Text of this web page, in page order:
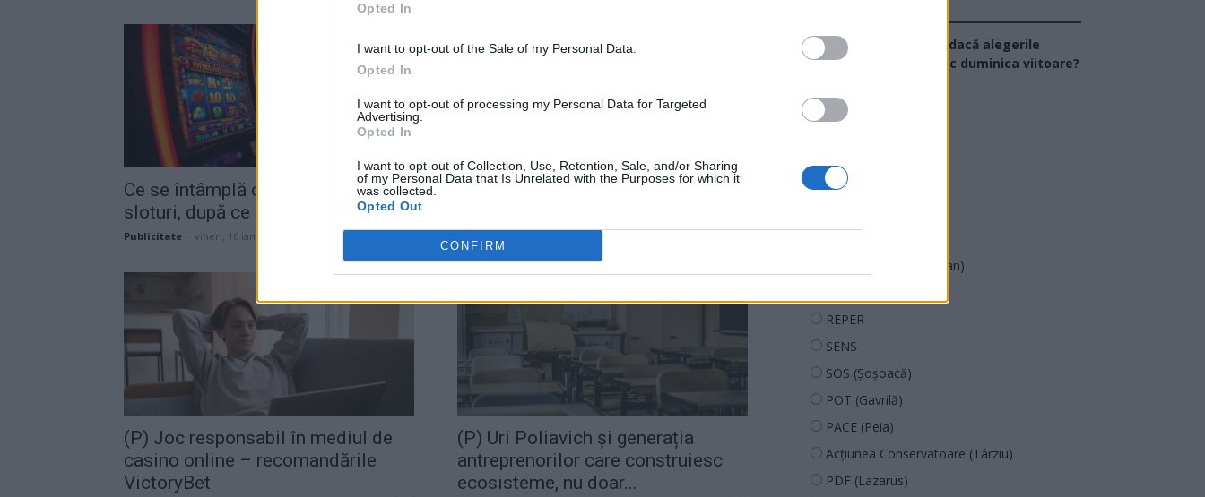
Opted In
I want to opt-out of the Sale of my Personal Data.
Opted In
I want to opt-out of processing my Personal Data for Targeted
Advertising.
Opted In
I want to opt-out of Collection, Use, Retention, Sale, and/or Sharing
of my Personal Data that Is Unrelated with the Purposes for which it
was collected.
Opted Out
CONFIRM
Ce se întâmplă cu aparatele de
sloturi, după ce nu mai...
Publicitate vineri, 16 ianuarie 2026
Ce înseamnă rotiri gratuite și fără
marți, 13 ianuarie 2026
(P) Joc responsabil în mediul de
casino online – recomandările
VictoryBet
(P) Uri Poliavich și generația
antreprenorilor care construiesc
ecosisteme, nu doar...
Ce partid ați vota dacă alegerile
parlamentare ar avea loc duminica viitoare?
USR
AUR
Forța Dreptei (L. Orban)
REPER
SENS
SOS (Șoșoacă)
POT (Gavrilă)
PACE (Peia)
Acțiunea Conservatoare (Târziu)
PDF (Lazarus)